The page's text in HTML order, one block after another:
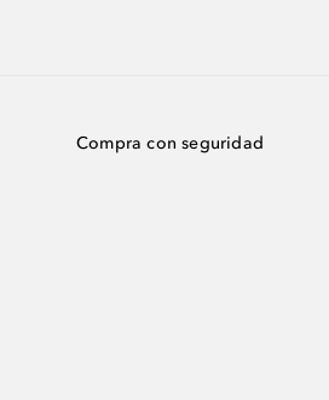
Compra con seguridad